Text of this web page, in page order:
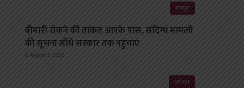
रायपुर
बीमारी रोकने की ताक़त आपके पास, संदिग्ध मामलों
की सूचना सीधे सरकार तक पहुंचाएं
August 6, 2026
कोरबा